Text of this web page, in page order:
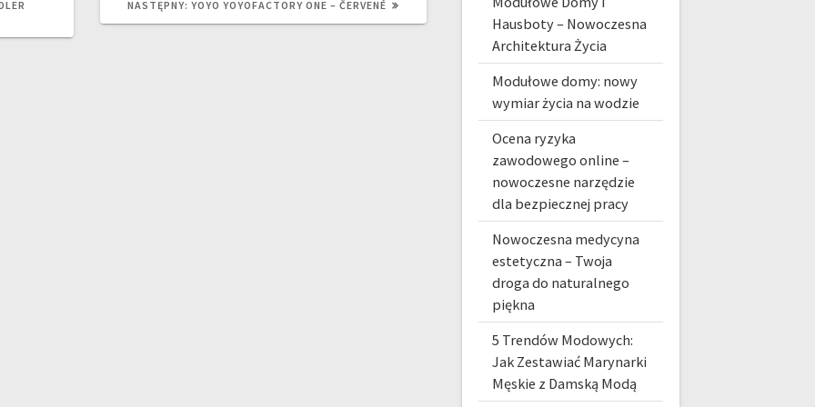
NASTĘPNY: NASTĘPNY
YOYO YOYOFACTORY ONE – ČERVENÉ
Hausboty – Nowoczesna
Architektura Życia
Modułowe domy: nowy
wymiar życia na wodzie
Ocena ryzyka
zawodowego online –
nowoczesne narzędzie
dla bezpiecznej pracy
Nowoczesna medycyna
estetyczna – Twoja
droga do naturalnego
piękna
5 Trendów Modowych:
Jak Zestawiać Marynarki
Męskie z Damską Modą